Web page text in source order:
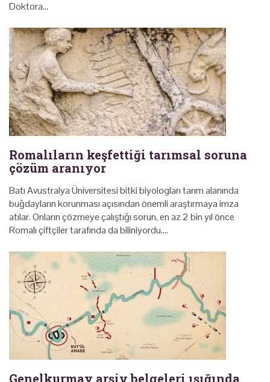
Doktora…
Romalıların keşfettiği tarımsal soruna
çözüm aranıyor
Batı Avustralya Üniversitesi bitki biyologları tarım alanında
buğdayların korunması açısından önemli araştırmaya imza
atılar. Onların çözmeye çalıştığı sorun, en az 2 bin yıl önce
Romalı çiftçiler tarafında da biliniyordu.…
Genelkurmay arşiv belgeleri ışığında